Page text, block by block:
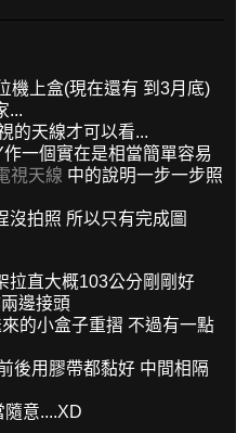
機上盒(現在還有 到3月底)
...
的天線才可以看...
一個實在是相當簡單容易
視天線 中的說明一步一步照
沒拍照 所以只有完成圖
拉直大概103公分剛剛好
邊接頭
的小盒子重摺 不過有一點
後用膠帶都黏好 中間相隔
意....XD